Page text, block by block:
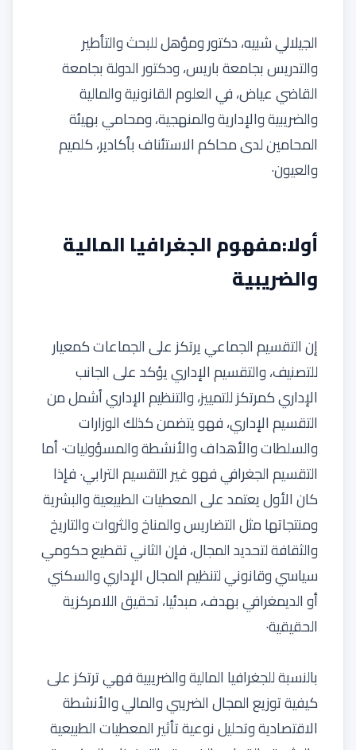
الجيلالي شبيه، دكتور ومؤهل للبحث والتأطير
والتدريس بجامعة باريس، ودكتور الدولة بجامعة
القاضي عياض، في العلوم القانونية والمالية
والضريبية والإدارية والمنهجية، ومحامي بهيئة
المحامين لدى محاكم الاستئناف بأكادير، كلميم
والعيون·
أولا:مفهوم الجغرافيا المالية
والضريبية
إن التقسيم الجماعي يرتكز على الجماعات كمعيار
للتصنيف، والتقسيم الإداري يؤكد على الجانب
الإداري كمرتكز للتمييز، والتنظيم الإداري أشمل من
التقسيم الإداري، فهو يتضمن كذلك الوزارات
والسلطات والأهداف والأنشطة والمسؤوليات· أما
التقسيم الجغرافي فهو غير التقسيم الترابي· فإذا
كان الأول يعتمد على المعطيات الطبيعية والبشرية
ومنتجاتها مثل التضاريس والمناخ والثروات والتاريخ
والثقافة لتحديد المجال، فإن الثاني تقطيع حكومي
سياسي وقانوني لتنظيم المجال الإداري والسكني
أو الديمغرافي بهدف، مبدئيا، تحقيق اللامركزية
الحقيقية·
بالنسبة للجغرافيا المالية والضريبية فهي ترتكز على
كيفية توزيع المجال الضريبي والمالي والأنشطة
الاقتصادية وتحليل نوعية تأثير المعطيات الطبيعية